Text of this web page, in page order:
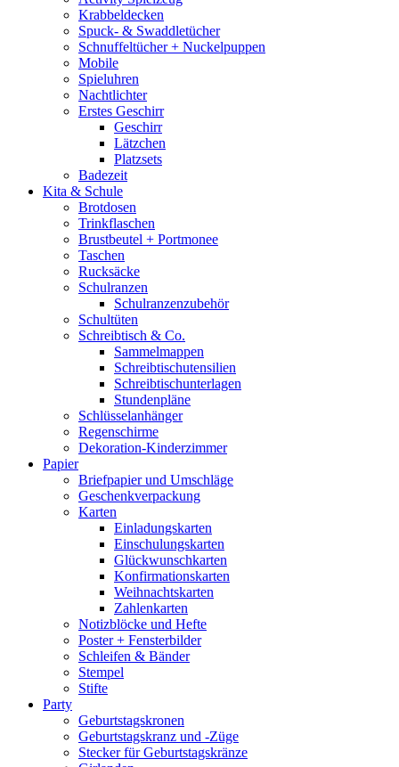
Krabbeldecken
Spuck- & Swaddletücher
Schnuffeltücher + Nuckelpuppen
Mobile
Spieluhren
Nachtlichter
Erstes Geschirr
Geschirr
Lätzchen
Platzsets
Badezeit
Kita & Schule
Brotdosen
Trinkflaschen
Brustbeutel + Portmonee
Taschen
Rucksäcke
Schulranzen
Schulranzenzubehör
Schultüten
Schreibtisch & Co.
Sammelmappen
Schreibtischutensilien
Schreibtischunterlagen
Stundenpläne
Schlüsselanhänger
Regenschirme
Dekoration-Kinderzimmer
Papier
Briefpapier und Umschläge
Geschenkverpackung
Karten
Einladungskarten
Einschulungskarten
Glückwunschkarten
Konfirmationskarten
Weihnachtskarten
Zahlenkarten
Notizblöcke und Hefte
Poster + Fensterbilder
Schleifen & Bänder
Stempel
Stifte
Party
Geburtstagskronen
Geburtstagskranz und -Züge
Stecker für Geburtstagskränze